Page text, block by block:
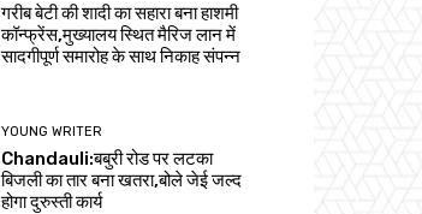
गरीब बेटी की शादी का सहारा बना हाशमी
कॉन्फ्रेंस,मुख्यालय स्थित मैरिज लान में
सादगीपूर्ण समारोह के साथ निकाह संपन्न
YOUNG WRITER
Chandauli:बबुरी रोड पर लटका
बिजली का तार बना खतरा,बोले जेई जल्द
होगा दुरुस्ती कार्य